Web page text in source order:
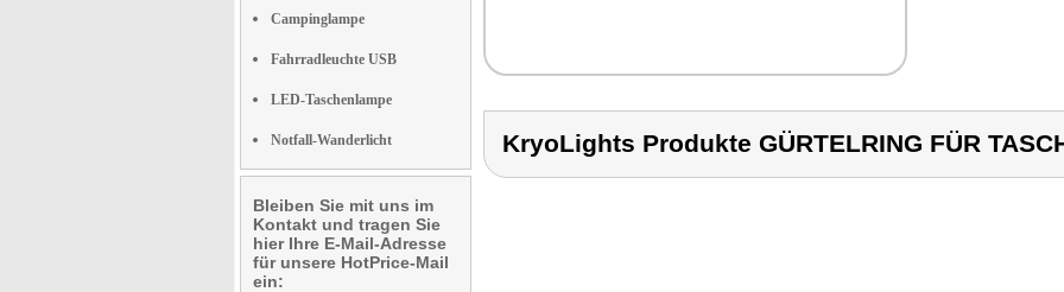
Campinglampe
Fahrradleuchte USB
LED-Taschenlampe
Notfall-Wanderlicht
Bleiben Sie mit uns im
Kontakt und tragen Sie
hier Ihre E-Mail-Adresse
für unsere HotPrice-Mail
ein:
KryoLights Produkte GÜRTELRING FÜR